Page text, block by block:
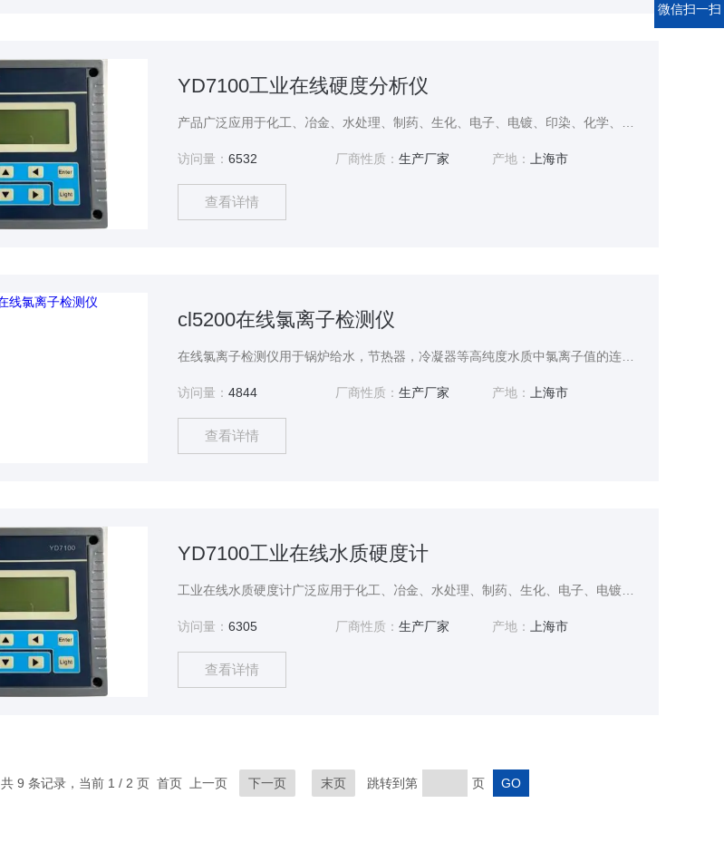
YD7100工业在线硬度分析仪
访问量：6532 厂商性质： 生产厂家 产地： 上海市
查看详情
cl5200在线氯离子检测仪
访问量：4844 厂商性质： 生产厂家 产地： 上海市
查看详情
YD7100工业在线水质硬度计
访问量：6305 厂商性质： 生产厂家 产地： 上海市
查看详情
共 9 条记录，当前 1 / 2 页 首页 上一页 下一页 末页 跳转到第 页
电话
微信扫一扫